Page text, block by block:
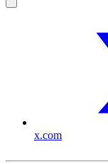
x.com